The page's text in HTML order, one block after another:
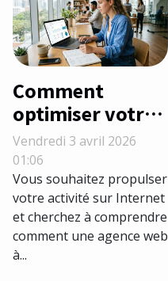
Comment
optimiser votre
présence en
ligne avec quelle
agence web à
Montpellier ?
Vendredi 3 avril 2026
01:06
Vous souhaitez propulser
votre activité sur Internet
et cherchez à comprendre
comment une agence web
à...